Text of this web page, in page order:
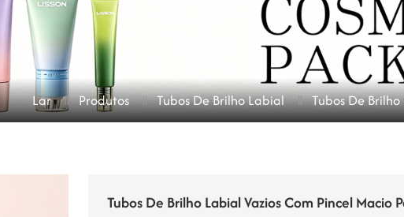
Lar Produtos Tubos De Brilho Labial Tubos De
Tubos De Brilho Labial Vazios Com Pincel Macio